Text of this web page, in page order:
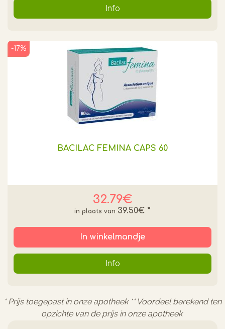
Info
BACILAC FEMINA CAPS 60
32.79€
-17%
39.50€ *
In winkelmandje
Info
* Prijs toegepast in onze apotheek ** Voordeel berekend ten
opzichte van de prijs in onze apotheek